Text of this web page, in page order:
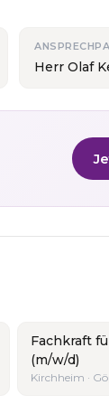
Herr Olaf
Fachkraft
(m/w/d)
Kirchheim ·